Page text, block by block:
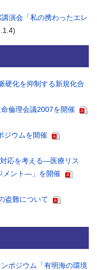
演会「私の携わったエレ
硬化を抑制する新規化合
倫理会議2007を開催
ジウムを開催
応を考える―医療リス
メント―」を開催
盗難について
ポジウム「有明海の環境